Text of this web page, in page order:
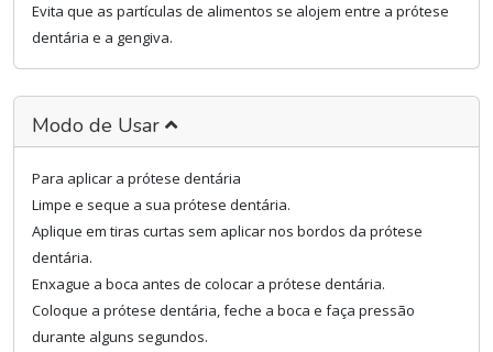
Evita que as partículas de alimentos se alojem entre a prótese
dentária e a gengiva.
Modo de Usar
Para aplicar a prótese dentária
Limpe e seque a sua prótese dentária.
Aplique em tiras curtas sem aplicar nos bordos da prótese
dentária.
Enxague a boca antes de colocar a prótese dentária.
Coloque a prótese dentária, feche a boca e faça pressão
durante alguns segundos.